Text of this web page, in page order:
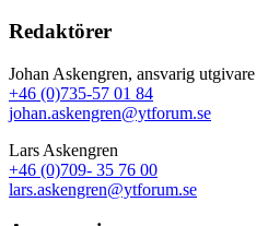
Redaktörer
Johan Askengren, ansvarig utgivare
+46 (0)735-57 01 84
johan.askengren@ytforum.se
Lars Askengren
+46 (0)709- 35 76 00
lars.askengren@ytforum.se